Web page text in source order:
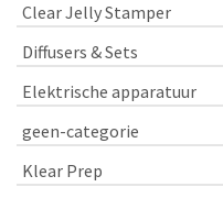
Clear Jelly Stamper
Diffusers & Sets
Elektrische apparatuur
geen-categorie
Klear Prep